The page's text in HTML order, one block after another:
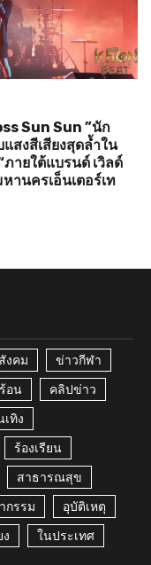
Sun Sun ”นัก
สงสีเสียงสุดล้ำใน
ายใต้แบรนด์ เวิลด์
านครเอ็นเตอร์เท
งคม ข่าวกีฬา
อน คลิปข่าว
เทิง
ร้องเรียน
สาธารณสุข
กรรม อุบัติเหตุ
ในประเทศ